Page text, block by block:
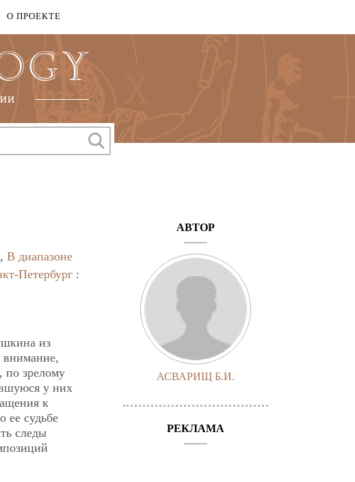
О ПРОЕКТЕ
, В диапазоне
Петербург :
из
внимание,
по зрелому
у них
к
ее судьбе
следы
АВТОР
АСВАРИЩ Б.И.
РЕКЛАМА